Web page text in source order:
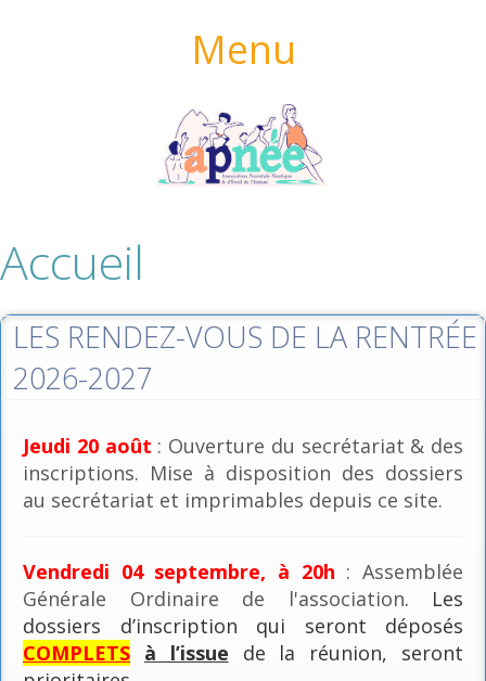
Menu
Accueil
LES RENDEZ-VOUS DE LA RENTRÉE
2026-2027
Jeudi 20 août : Ouverture du secrétariat & des
inscriptions. Mise à disposition des dossiers
au secrétariat et imprimables depuis ce site.
Vendredi 04 septembre, à 20h : Assemblée
Générale Ordinaire de l'association. Les
dossiers d’inscription qui seront déposés
COMPLETS à l’issue de la réunion, seront